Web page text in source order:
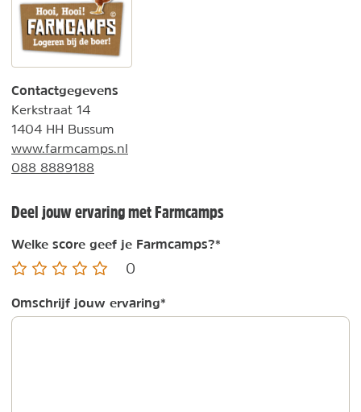
Contactgegevens
Kerkstraat 14
1404 HH Bussum
www.farmcamps.nl
088 8889188
Deel jouw ervaring met Farmcamps
Welke score geef je Farmcamps?*
0
Omschrijf jouw ervaring*